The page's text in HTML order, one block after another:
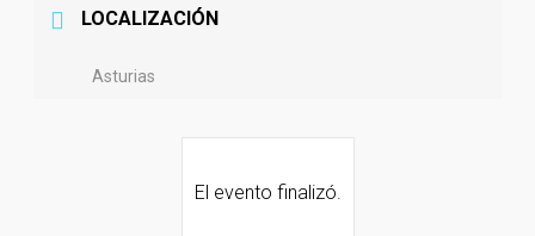
LOCALIZACIÓN
Asturias
El evento finalizó.